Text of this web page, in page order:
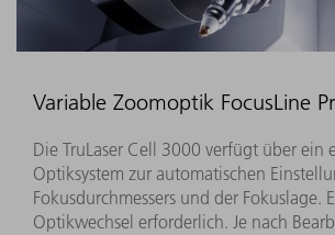
Variable Zoomoptik FocusLine
Die TruLaser Cell 3000 verfügt über ein
Optiksystem zur automatischen
Fokusdurchmessers und der Fokuslage.
Optikwechsel erforderlich. Je nach